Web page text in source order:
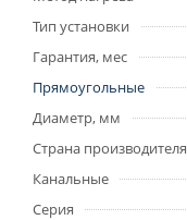
Тип установки
Гарантия, мес
Прямоугольные
Диаметр, мм
Страна производителя
Канальные
Серия